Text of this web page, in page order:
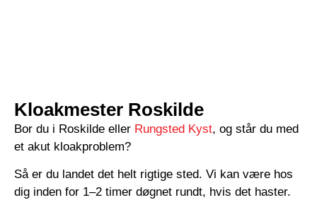
Kloakmester Roskilde
Bor du i Roskilde eller Rungsted Kyst, og står du med
et akut kloakproblem?
Så er du landet det helt rigtige sted. Vi kan være hos
dig inden for 1–2 timer døgnet rundt, hvis det haster.